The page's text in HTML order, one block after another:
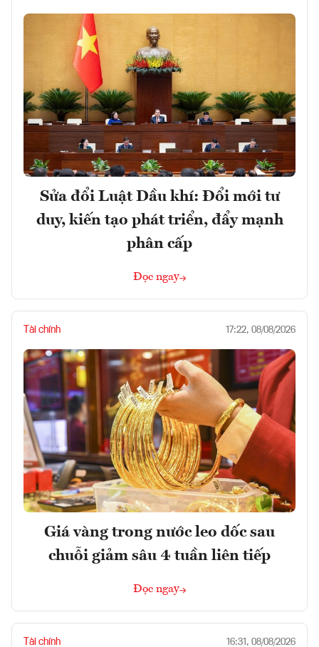
Sửa đổi Luật Dầu khí: Đổi mới tư
duy, kiến tạo phát triển, đẩy mạnh
phân cấp
Đọc ngay
Tài chính 17:22, 08/08/2026
Giá vàng trong nước leo dốc sau
chuỗi giảm sâu 4 tuần liên tiếp
Đọc ngay
Tài chính 16:31, 08/08/2026